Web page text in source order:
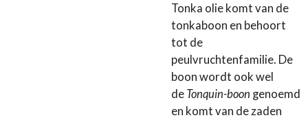
Tonka olie komt van de
tonkaboon en behoort
tot de
peulvruchtenfamilie. De
boon wordt ook wel
de Tonquin-boon genoemd
en komt van de zaden